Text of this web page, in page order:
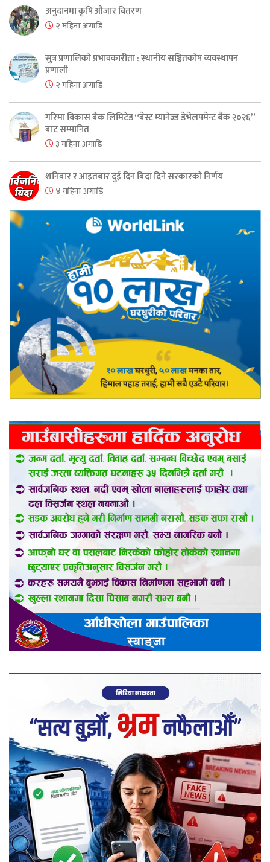
अनुदानमा कृषि औजार वितरण
२ महिना अगाडि
सुत्र प्रणालिको प्रभावकारीता : स्थानीय सञ्चितकोष व्यवस्थापन
प्रणाली
२ महिना अगाडि
गरिमा विकास बैंक लिमिटेड “बेस्ट म्यानेज्ड डेभेलपमेन्ट बैंक २०२६”
बाट सम्मानित
३ महिना अगाडि
शनिबार र आइतबार दुई दिन बिदा दिने सरकारको निर्णय
४ महिना अगाडि